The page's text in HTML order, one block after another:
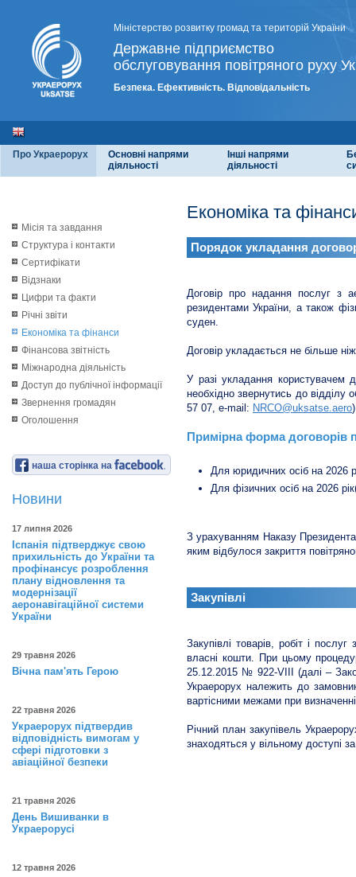
Міністерство розвитку громад та територій України
Державне підприємство
обслуговування повітряного руху
Безпека. Ефективність. Відповідальність
Про Украерорух
Основні напрями
діяльності
Інші напрями
діяльності
Місія та завдання
Структура і контакти
Сертифікати
Відзнаки
Цифри та факти
Річні звіти
Економіка та фінанси
Фінансова звітність
Міжнародна діяльність
Доступ до публічної інформації
Звернення громадян
Оголошення
наша сторінка на
Новини
17 липня 2026
Іспанія підтверджує свою
прихильність до України та
профінансує розроблення
плану відновлення та
модернізації
аеронавігаційної системи
України
29 травня 2026
Вічна пам'ять Герою
22 травня 2026
Украерорух підтвердив
відповідність вимогам у
сфері підготовки з
авіаційної безпеки
21 травня 2026
День Вишиванки в
Украерорусі
12 травня 2026
Економіка та
Порядок укладання
Договір про надання послуг з
резидентами України, а також
суден.
Договір укладається не більше
У разі укладання користувачем
необхідно звернутись до відділу
57 07, е-mail: NRCO@uksatse.aero)
Примірна форма договорів
Для юридичних осіб на 2026
Для фізичних осіб на 2026
З урахуванням Наказу
яким відбулося закриття
Закупівлі
Закупівлі товарів, робіт і
власні кошти. При цьому
25.12.2015 № 922-VIII (далі –
Украерорух належить до
вартісними межами при
Річний план закупівель
знаходяться у вільному доступі